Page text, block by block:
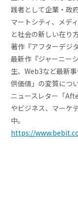
践者として企業・政
マートシティ、メデ
と社会の新しい在り
著作『アフターデジ
最新作『ジャーニー
生、Web3など最新
供価値」の変質につ
ニュースレター「
やビジネス、マーケ
中。
https://